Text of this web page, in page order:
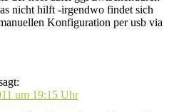
nicht hilft -irgendwo findet sich
Konfiguration per usb via
um 19:15 Uhr